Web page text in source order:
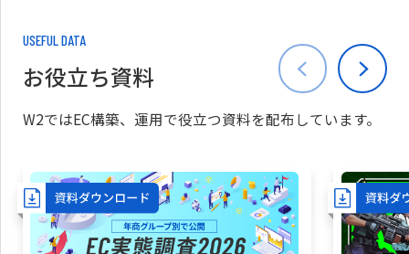
USEFUL DATA
お役立ち資料
W2ではEC構築、運用で役立つ資料を配布しています。